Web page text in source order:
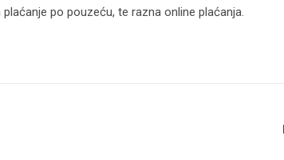
plaćanje po pouzeću, te razna online plaćanja.